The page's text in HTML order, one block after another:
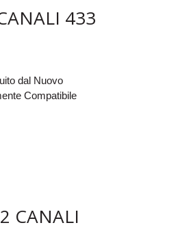
433
dal Nuovo
Compatibile
CANALI